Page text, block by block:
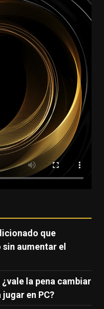
que
aumentar el
la pena cambiar
en PC?